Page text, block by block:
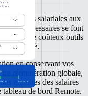
données salariales aux
nécessaires se font
dans de coûteux outils
du passé.
en conservant vos
rémunération globale,
gratuites des salaires
de bord Remote.